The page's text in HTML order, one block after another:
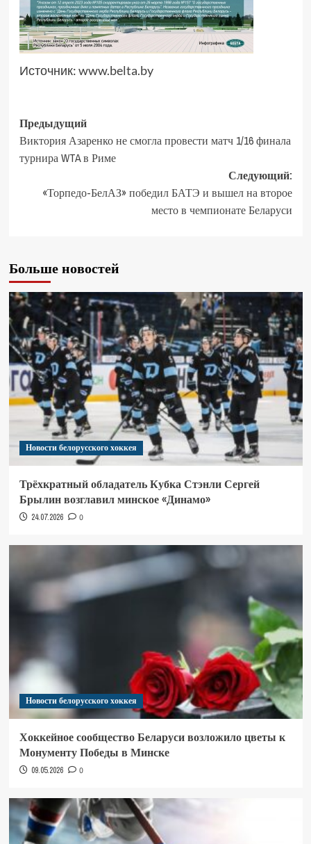
Источник:www.belta.by
Предыдущий
Виктория Азаренко не смогла провести матч 1/16 финала
турнира WTA в Риме
Следующий:
«Торпедо-БелАЗ» победил БАТЭ и вышел на второе
место в чемпионате Беларуси
Больше новостей
Новости белорусского хоккея
Трёхкратный обладатель Кубка Стэнли Сергей
Брылин возглавил минское «Динамо»
24.07.2026 0
Новости белорусского хоккея
Хоккейное сообщество Беларуси возложило цветы к
Монументу Победы в Минске
09.05.2026 0